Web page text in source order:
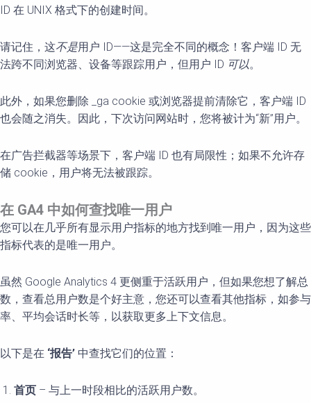
ID 在 UNIX 格式下的创建时间。
请记住，这不是用户 ID——这是完全不同的概念！客户端 ID 无
法跨不同浏览器、设备等跟踪用户，但用户 ID 可以。
此外，如果您删除 _ga cookie 或浏览器提前清除它，客户端 ID
也会随之消失。因此，下次访问网站时，您将被计为“新”用户。
在广告拦截器等场景下，客户端 ID 也有局限性；如果不允许存
储 cookie，用户将无法被跟踪。
在 GA4 中如何查找唯一用户
您可以在几乎所有显示用户指标的地方找到唯一用户，因为这些
指标代表的是唯一用户。
虽然 Google Analytics 4 更侧重于活跃用户，但如果您想了解总
数，查看总用户数是个好主意，您还可以查看其他指标，如参与
率、平均会话时长等，以获取更多上下文信息。
以下是在 ‘报告’ 中查找它们的位置：
首页 – 与上一时段相比的活跃用户数。